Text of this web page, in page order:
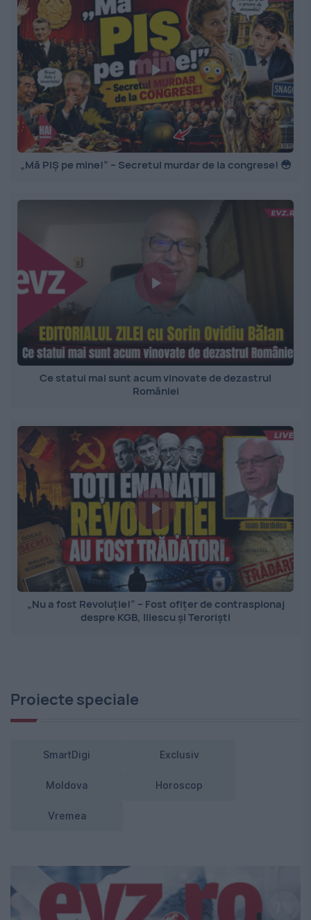
„Mă PIȘ pe mine!” – Secretul murdar de la congrese! 😳
Ce statui mai sunt acum vinovate de dezastrul
României
„Nu a fost Revoluție!” – Fost ofițer de contraspionaj
despre KGB, Iliescu și Teroriști
Proiecte speciale
SmartDigi Exclusiv
Moldova Horoscop
Vremea